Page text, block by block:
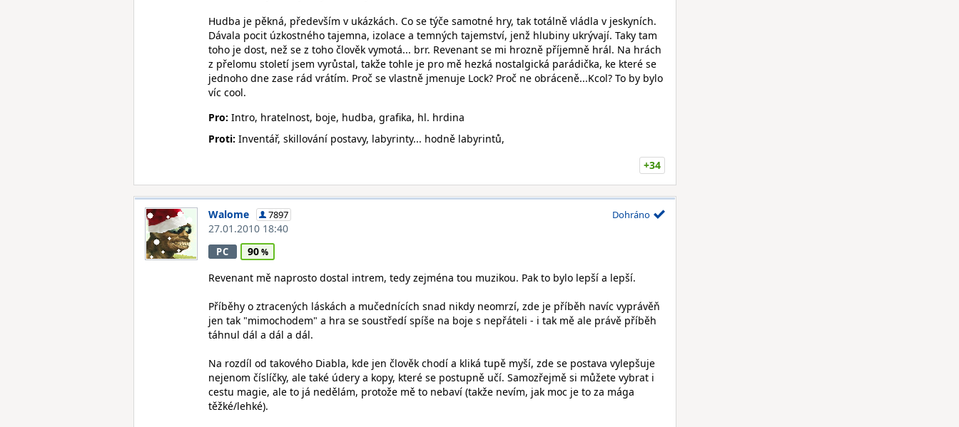
Hudba je pěkná, především v ukázkách. Co se týče samotné hry, tak totálně vládla v jeskyních.
Dávala pocit úzkostného tajemna, izolace a temných tajemství, jenž hlubiny ukrývají. Taky tam
toho je dost, než se z toho člověk vymotá... brr. Revenant se mi hrozně příjemně hrál. Na hrách
z přelomu století jsem vyrůstal, takže tohle je pro mě hezká nostalgická parádička, ke které se
jednoho dne zase rád vrátím. Proč se vlastně jmenuje Lock? Proč ne obráceně...Kcol? To by bylo
víc cool.
Pro: Intro, hratelnost, boje, hudba, grafika, hl. hrdina
Proti: Inventář, skillování postavy, labyrinty... hodně labyrintů,
+34
Walome 7897
27.01.2010 18:40
Dohráno
PC
90
Revenant mě naprosto dostal intrem, tedy zejména tou muzikou. Pak to bylo lepší a lepší.
Příběhy o ztracených láskách a mučednících snad nikdy neomrzí, zde je příběh navíc vyprávěň
jen tak "mimochodem" a hra se soustředí spíše na boje s nepřáteli - i tak mě ale právě příběh
táhnul dál a dál a dál.
Na rozdíl od takového Diabla, kde jen člověk chodí a kliká tupě myší, zde se postava vylepšuje
nejenom číslíčky, ale také údery a kopy, které se postupně učí. Samozřejmě si můžete vybrat i
cestu magie, ale to já nedělám, protože mě to nebaví (takže nevím, jak moc je to za mága
těžké/lehké).